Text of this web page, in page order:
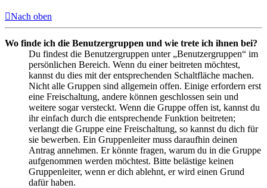
Nach oben
Wo finde ich die Benutzergruppen und wie trete ich ihnen bei?
Du findest die Benutzergruppen unter „Benutzergruppen“ im
persönlichen Bereich. Wenn du einer beitreten möchtest,
kannst du dies mit der entsprechenden Schaltfläche machen.
Nicht alle Gruppen sind allgemein offen. Einige erfordern erst
eine Freischaltung, andere können geschlossen sein und
weitere sogar versteckt. Wenn die Gruppe offen ist, kannst du
ihr einfach durch die entsprechende Funktion beitreten;
verlangt die Gruppe eine Freischaltung, so kannst du dich für
sie bewerben. Ein Gruppenleiter muss daraufhin deinen
Antrag annehmen. Er könnte fragen, warum du in die Gruppe
aufgenommen werden möchtest. Bitte belästige keinen
Gruppenleiter, wenn er dich ablehnt, er wird einen Grund
dafür haben.